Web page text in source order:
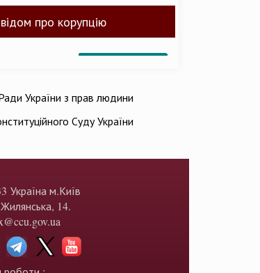
про корупцію
України з прав людини
Суду України
Україна м.Київ
14.